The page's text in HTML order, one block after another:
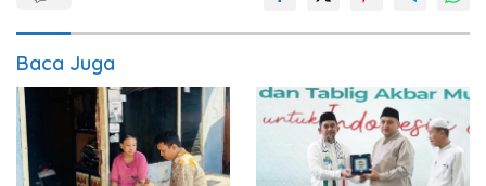
Baca Juga